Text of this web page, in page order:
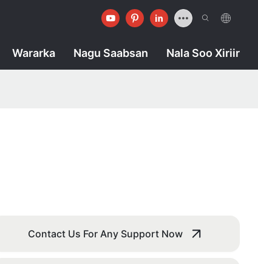
Wararka Nagu Saabsan Nala Soo Xiriir
Contact Us For Any Support Now